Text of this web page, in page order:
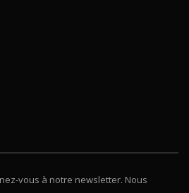
vous à notre newsletter. Nous